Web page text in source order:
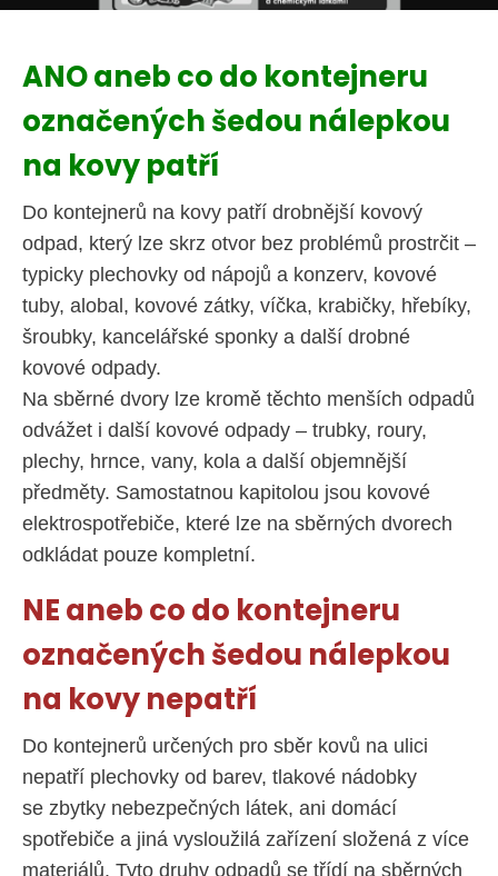
ANO aneb co do kontejneru
označených šedou nálepkou
na kovy patří
Do kontejnerů na kovy patří drobnější kovový
odpad, který lze skrz otvor bez problémů prostrčit –
typicky plechovky od nápojů a konzerv, kovové
tuby, alobal, kovové zátky, víčka, krabičky, hřebíky,
šroubky, kancelářské sponky a další drobné
kovové odpady.
Na sběrné dvory lze kromě těchto menších odpadů
odvážet i další kovové odpady – trubky, roury,
plechy, hrnce, vany, kola a další objemnější
předměty. Samostatnou kapitolou jsou kovové
elektrospotřebiče, které lze na sběrných dvorech
odkládat pouze kompletní.
NE aneb co do kontejneru
označených šedou nálepkou
na kovy nepatří
Do kontejnerů určených pro sběr kovů na ulici
nepatří plechovky od barev, tlakové nádobky
se zbytky nebezpečných látek, ani domácí
spotřebiče a jiná vysloužilá zařízení složená z více
materiálů. Tyto druhy odpadů se třídí na sběrných